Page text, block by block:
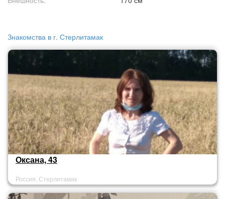
Знакомства в г. Стерлитамак
Оксана, 43
Россия, Стерлитамак